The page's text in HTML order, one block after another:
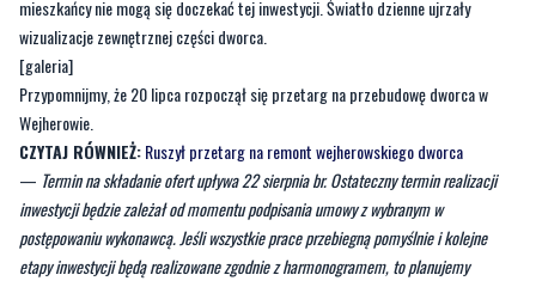
Przypomnijmy, że 20 lipca rozpoczął się przetarg na przebudowę dworca w
Wejherowie.
CZYTAJ RÓWNIEŻ:
—Termin na składanie ofert upływa 22 sierpnia br. Ostateczny termin realizacji
inwestycji będzie zależał od momentu podpisania umowy z wybranym w
postępowaniu wykonawcą. Jeśli wszystkie prace przebiegną pomyślnie i kolejne
etapy inwestycji będą realizowane zgodnie z harmonogramem, to planujemy
zakończyć przebudowę dworca w Wejherowie w pierwszej połowie 2025 roku
informuje Agnieszka Jurewicz z Polskich Kolei Państwowych S.A.
Przebudowa dworca w Wejherowie obejmuje historyczny dworzec kolejowy oraz